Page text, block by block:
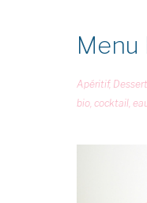
Menu
Apéritif,
bio, cocktail,